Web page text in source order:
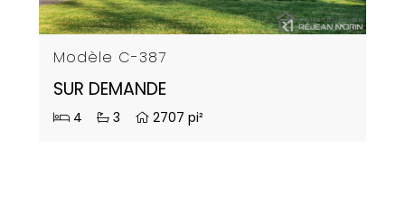
Modèle C-387
SUR DEMANDE
4 3 2707 pi²